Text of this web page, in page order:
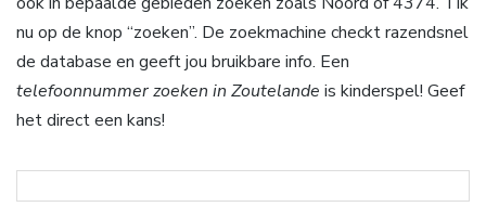
nu op de knop “zoeken”. De zoekmachine checkt razendsnel
de database en geeft jou bruikbare info. Een
telefoonnummer zoeken in Zoutelande is kinderspel! Geef
het direct een kans!